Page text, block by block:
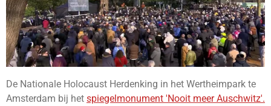
De Nationale Holocaust Herdenking in het Wertheimpark te
Amsterdam bij het spiegelmonument 'Nooit meer Auschwitz'.